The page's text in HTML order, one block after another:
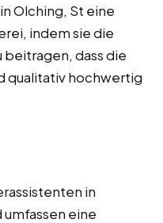
Olching, St eine
indem sie die
beitragen, dass die
qualitativ hochwertig
in
eine